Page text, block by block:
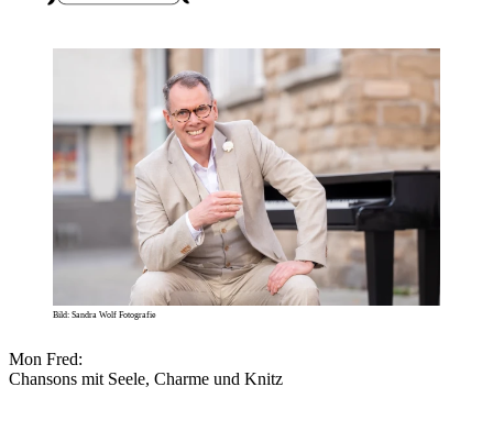
Bild: Sandra Wolf Fotografie
Mon Fred:
Chansons mit Seele, Charme und Knitz